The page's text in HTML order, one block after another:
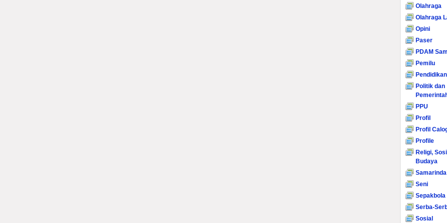
Olahraga
Olahraga
Opini
Paser
PDAM
Pemilu
Pendidikan
Politik dan
PPU
Profil
Profil
Profile
Religi,
Budaya
Samarinda
Seni
Sepakbola
Serba-
Sosial